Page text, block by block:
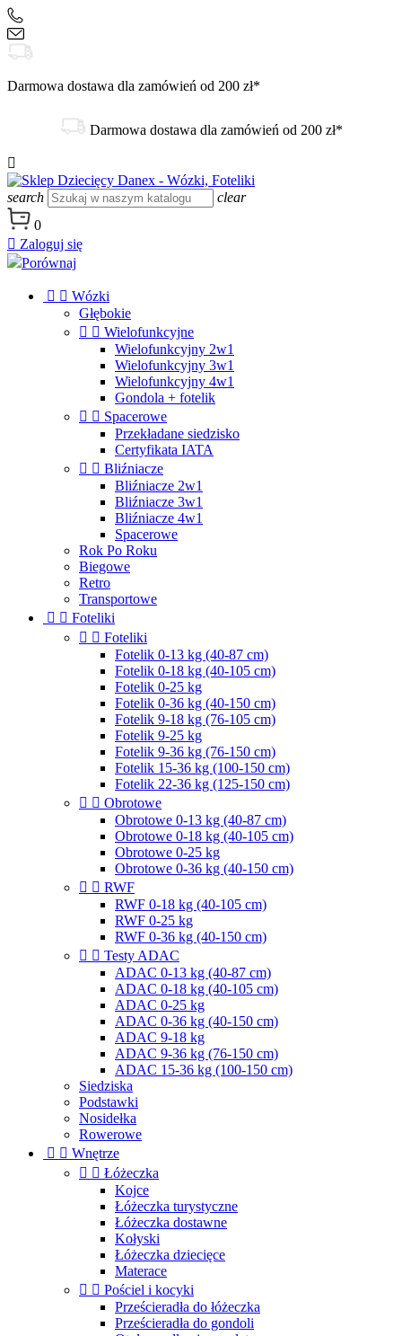
Darmowa dostawa dla zamówień od 200 zł*
Darmowa dostawa dla zamówień od 200 zł*

search
clear
0
 Zaloguj się
Porównaj
  Wózki
Głębokie
  Wielofunkcyjne
Wielofunkcyjny 2w1
Wielofunkcyjny 3w1
Wielofunkcyjny 4w1
Gondola + fotelik
  Spacerowe
Przekładane siedzisko
Certyfikata IATA
  Bliźniacze
Bliźniacze 2w1
Bliźniacze 3w1
Bliźniacze 4w1
Spacerowe
Rok Po Roku
Biegowe
Retro
Transportowe
  Foteliki
  Foteliki
Fotelik 0-13 kg (40-87 cm)
Fotelik 0-18 kg (40-105 cm)
Fotelik 0-25 kg
Fotelik 0-36 kg (40-150 cm)
Fotelik 9-18 kg (76-105 cm)
Fotelik 9-25 kg
Fotelik 9-36 kg (76-150 cm)
Fotelik 15-36 kg (100-150 cm)
Fotelik 22-36 kg (125-150 cm)
  Obrotowe
Obrotowe 0-13 kg (40-87 cm)
Obrotowe 0-18 kg (40-105 cm)
Obrotowe 0-25 kg
Obrotowe 0-36 kg (40-150 cm)
  RWF
RWF 0-18 kg (40-105 cm)
RWF 0-25 kg
RWF 0-36 kg (40-150 cm)
  Testy ADAC
ADAC 0-13 kg (40-87 cm)
ADAC 0-18 kg (40-105 cm)
ADAC 0-25 kg
ADAC 0-36 kg (40-150 cm)
ADAC 9-18 kg
ADAC 9-36 kg (76-150 cm)
ADAC 15-36 kg (100-150 cm)
Siedziska
Podstawki
Nosidełka
Rowerowe
  Wnętrze
  Łóżeczka
Kojce
Łóżeczka turystyczne
Łóżeczka dostawne
Kołyski
Łóżeczka dziecięce
Materace
  Pościel i kocyki
Prześcieradła do łóżeczka
Prześcieradła do gondoli